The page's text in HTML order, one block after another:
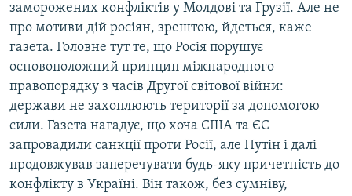
заморожених конфліктів у Молдові та Грузії. Але не
про мотиви дій росіян, зрештою, йдеться, каже
газета. Головне тут те, що Росія порушує
основоположний принцип міжнародного
правопорядку з часів Другої світової війни:
держави не захоплюють території за допомогою
сили. Газета нагадує, що хоча США та ЄС
запровадили санкції проти Росії, але Путін і далі
продовжував заперечувати будь-яку причетність до
конфлікту в Україні. Він також, без сумніву,